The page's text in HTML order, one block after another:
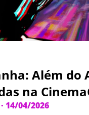
Além do
na
· 14/04/2026